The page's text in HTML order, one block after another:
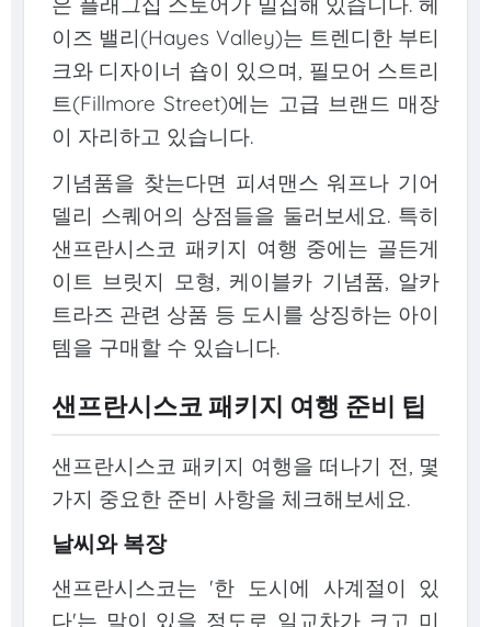
이즈 밸리(Hayes Valley)는 트렌디한 부티
크와 디자이너 숍이 있으며, 필모어 스트리
트(Fillmore Street)에는 고급 브랜드 매장
이 자리하고 있습니다.
기념품을 찾는다면 피셔맨스 워프나 기어
델리 스퀘어의 상점들을 둘러보세요. 특히
샌프란시스코 패키지 여행 중에는 골든게
이트 브릿지 모형, 케이블카 기념품, 알카
트라즈 관련 상품 등 도시를 상징하는 아이
템을 구매할 수 있습니다.
샌프란시스코 패키지 여행 준비 팁
샌프란시스코 패키지 여행을 떠나기 전, 몇
가지 중요한 준비 사항을 체크해보세요.
날씨와 복장
샌프란시스코는 '한 도시에 사계절이 있
다'는 말이 있을 정도로 일교차가 크고 미